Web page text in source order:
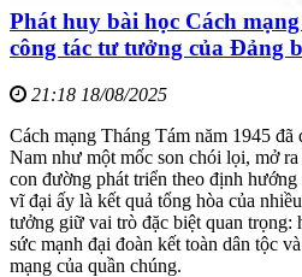
Phát huy bài học Cách
công tác tư tưởng của Đảng
21:18 18/08/2025
Cách mạng Tháng Tám năm 1945
Nam như một mốc son chói lọi, mở
con đường phát triển theo định
vĩ đại ấy là kết quả tổng hòa của
tưởng giữ vai trò đặc biệt quan trọng:
sức mạnh đại đoàn kết toàn dân tộc
mạng của quần chúng.